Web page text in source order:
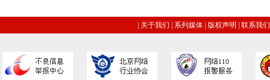
关于我们 系列媒体 版权声明 联系我们